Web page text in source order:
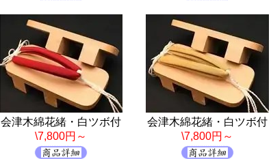
会津木綿花緒・白ツボ付
\7,800円～
会津木綿花緒・白ツボ付
\7,800円～